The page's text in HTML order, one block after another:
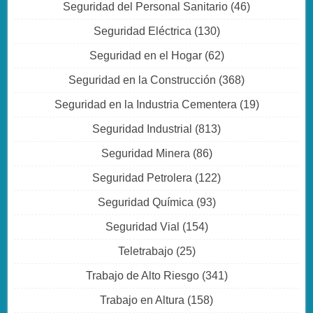
Seguridad del Personal Sanitario (46)
Seguridad Eléctrica (130)
Seguridad en el Hogar(62)
Seguridad en la Construcción (368)
Seguridad en la Industria Cementera (19)
Seguridad Industrial (813)
Seguridad Minera (86)
Seguridad Petrolera (122)
Seguridad Química (93)
Seguridad Vial (154)
Teletrabajo(25)
Trabajo de Alto Riesgo(341)
Trabajo en Altura (158)